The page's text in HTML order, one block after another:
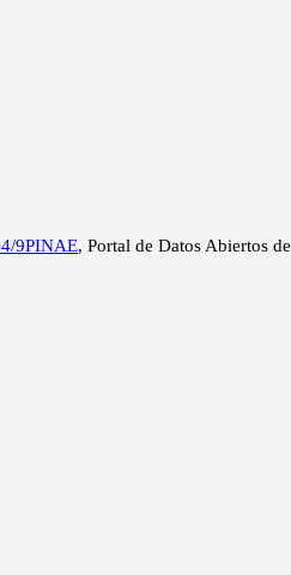
9PINAE, Portal de Datos Abiertos